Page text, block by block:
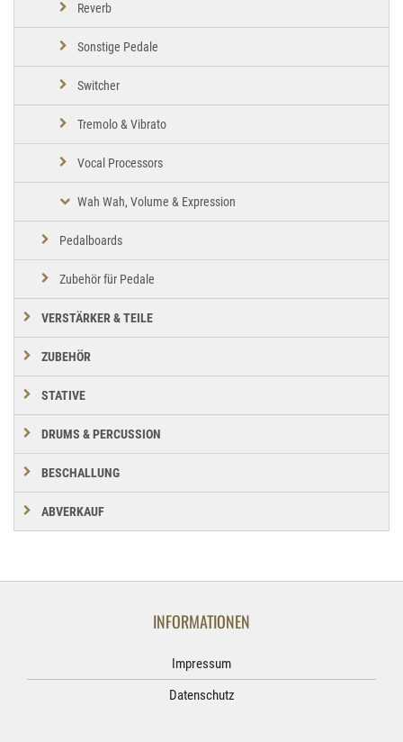
Reverb
Sonstige Pedale
Switcher
Tremolo & Vibrato
Vocal Processors
Wah Wah, Volume & Expression
Pedalboards
Zubehör für Pedale
VERSTÄRKER & TEILE
ZUBEHÖR
STATIVE
DRUMS & PERCUSSION
BESCHALLUNG
ABVERKAUF
INFORMATIONEN
Impressum
Datenschutz